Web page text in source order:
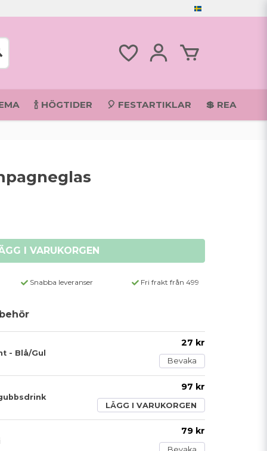
🍾 HÖGTIDER 🎈 FESTARTIKLAR 💲 REA
I VARUKORGEN
Snabba leveranser Fri frakt från 499
- Blå/Gul
27 kr
Bevaka
97 kr
LÄGG I VARUKORGEN
79 kr